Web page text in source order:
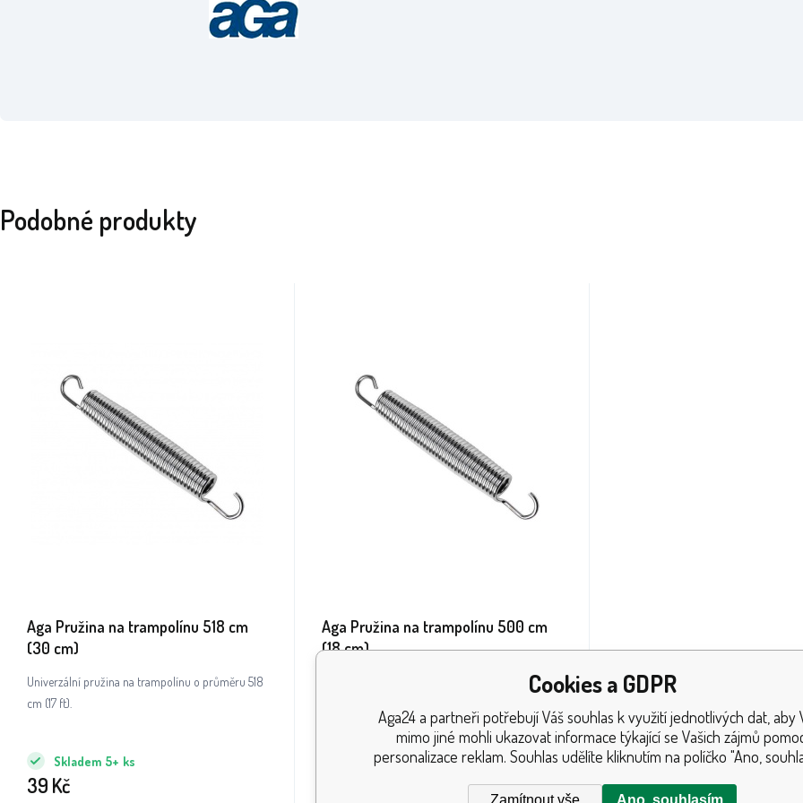
Podobné produkty
Aga Pružina na trampolínu 518 cm
(30 cm)
Univerzální pružina na trampolínu o průměru 518
cm (17 ft).
Skladem 5+ ks
39 Kč
Aga Pružina na trampolínu 500 cm
(18 cm)
Univerzální pružina na trampolínu o průměru
Skladem 5+ ks
Cookies a GDPR
Aga24 a partneři potřebují Váš souhlas k využití jednotlivých dat, aby
mimo jiné mohli ukazovat informace týkající se Vašich zájmů
personalizace reklam. Souhlas udělíte kliknutím na políčko "Ano,
Zamítnout vše Ano, souhlasím